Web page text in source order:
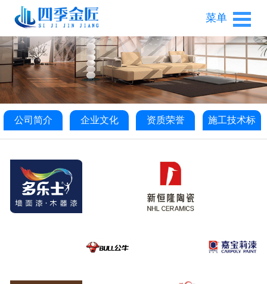
菜单
公司简介 企业文化 资质荣誉 施工技术标